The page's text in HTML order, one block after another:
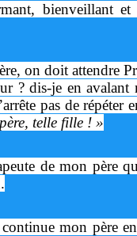
bienveillant
on doit attendre
? dis-je en avalant
pas de
telle fille ! »
de mon père
mon père